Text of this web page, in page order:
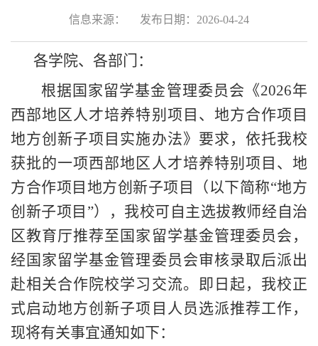
信息来源： 发布日期：2026-04-24
各学院、各部门：
根据国家留学基金管理委员会 《2026年
西部地区人才培养特别项目、地方合作项目
地方创新子项目实施办法》要求，依托我校
获批的一项西部地区人才培养特别项目、地
方合作项目地方创新子项目（以下简称“地方
创新子项目 ”），我校可自主选拔教师经 自治
区教育厅推荐至国家留学基金管理委员会 ，
经国家留学基金管理委员会审核录取后派出
赴相关合作院校学习交流。 即日起，我校正
式启动地方创新子项目人员 选派推荐工作，
现将有关事宜通知如下：